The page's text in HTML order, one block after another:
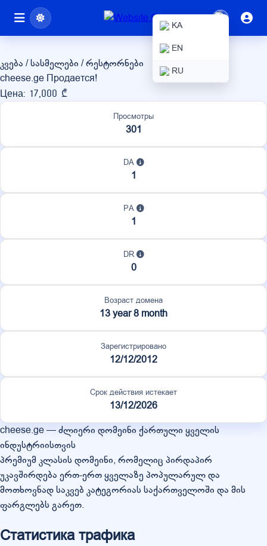
KA
EN
RU
cheese.ge
კვება / სასმელები / რესტორნები
cheese.ge Продается!
Цена: 17,000 ₾
Просмотры
301
DA
1
PA
1
DR
0
Возраст домена
13 year 8 month
Зарегистрировано
12/12/2012
Срок действия истекает
13/12/2026
cheese.ge — ძლიერი დომეინი ქართული ყველის
ინდუსტრიისთვის
პრემიუმ კლასის დომეინი, რომელიც პირდაპირ
უკავშირდება ერთ-ერთ ყველაზე პოპულარულ და
მოთხოვნად საკვებ კატეგორიას საქართველოში და მის
ფარგლებს გარეთ.
Статистика трафика